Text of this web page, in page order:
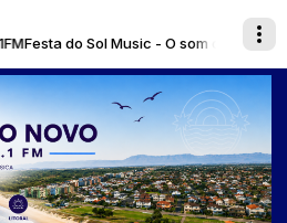
Music - O som que vem dos oceanos